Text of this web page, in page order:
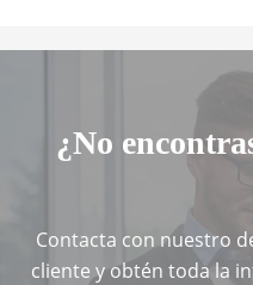
¿No
Contacta con nuestro
cliente y obtén toda la